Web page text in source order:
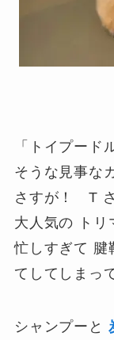
「トイプード
そうな見事な
さすが！ T さ
大人気の トリ
忙しすぎて 腱
てしてしまっ
シャンプーと